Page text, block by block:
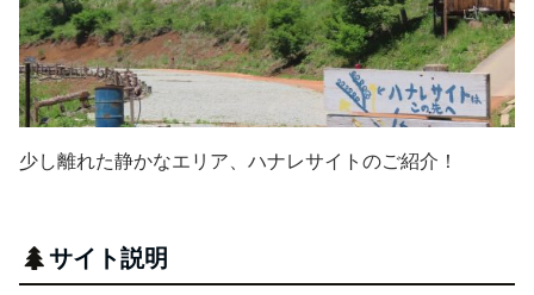
少し離れた静かなエリア、ハナレサイトのご紹介！
サイト説明